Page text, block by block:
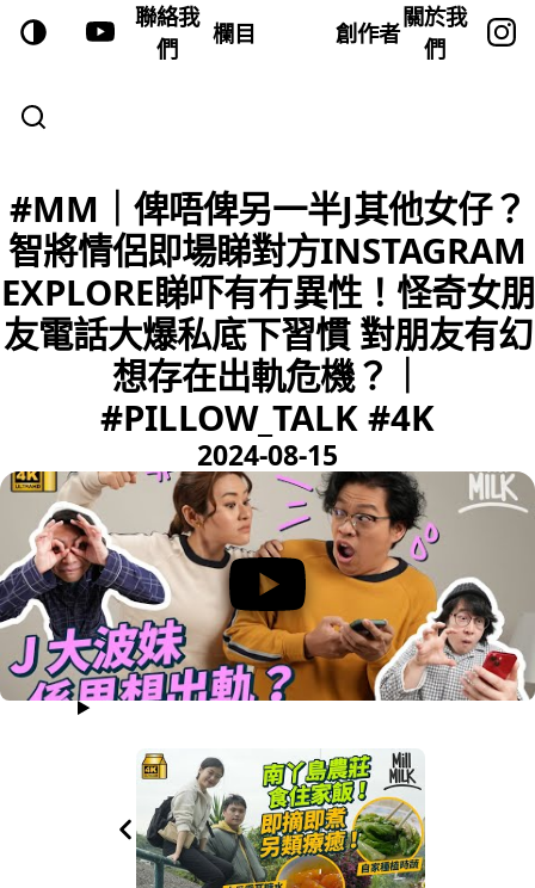
聯絡我
們
欄目 創作者
關於我
們
#MM｜俾唔俾另一半J其他女仔？
智將情侶即場睇對方INSTAGRAM
EXPLORE睇吓有冇異性！怪奇女朋
友電話大爆私底下習慣 對朋友有幻
想存在出軌危機？｜
#PILLOW_TALK #4K
2024-08-15